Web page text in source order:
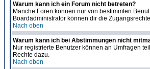
Warum kann ich ein Forum nicht betreten?
Manche Foren können nur von bestimmten
Boardadministrator können dir die
Nach oben
Warum kann ich bei Abstimmungen nicht
Nur registrierte Benutzer können an Umfragen
Rechte dazu.
Nach oben